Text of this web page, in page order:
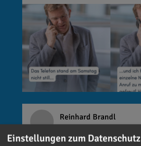
Reinhard Brandl
Einstellungen zum Datenschutz